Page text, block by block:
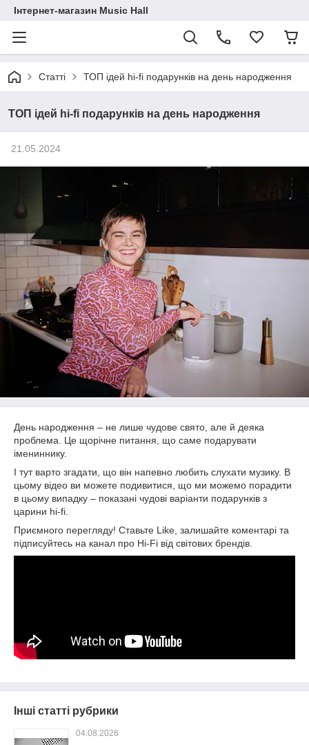
Інтернет-магазин Music Hall
Статті ТОП ідей hi-fi подарунків на день народження
ТОП ідей hi-fi подарунків на день народження
21.05.2024
День народження – не лише чудове свято, але й деяка
проблема. Це щорічне питання, що саме подарувати
імениннику.
І тут варто згадати, що він напевно любить слухати музику. В
цьому відео ви можете подивитися, що ми можемо порадити
в цьому випадку – показані чудові варіанти подарунків з
царини hi-fi.
Приємного перегляду! Ставьте Like, залишайте коментарі та
підписуйтесь на канал про Hi-Fi від світових брендів.
Інші статті рубрики
04.08.2026